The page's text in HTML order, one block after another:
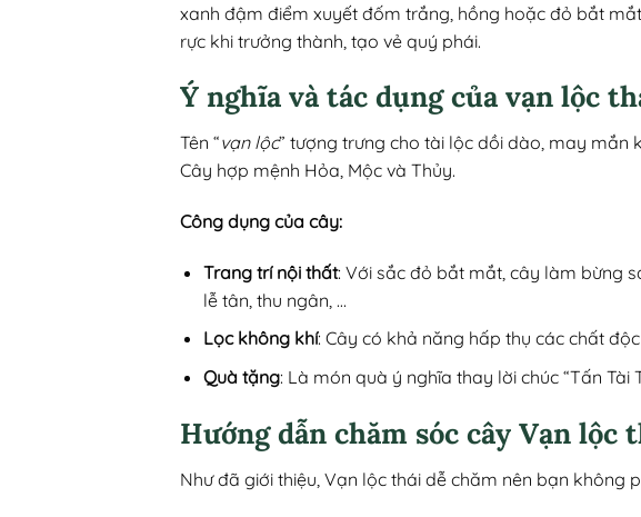
xanh đậm điểm xuyết đốm trắng, hồng hoặc đỏ bắt
rực khi trưởng thành, tạo vẻ quý phái.
Ý nghĩa và tác dụng của vạn lộc
Tên “vạn lộc” tượng trưng cho tài lộc dồi dào, may mắn
Cây hợp mệnh Hỏa, Mộc và Thủy.
Công dụng của cây:
Trang trí nội thất: Với sắc đỏ bắt mắt, cây làm bừng
lễ tân, thu ngân, …
Lọc không khí: Cây có khả năng hấp thụ các chất
Quà tặng: Là món quà ý nghĩa thay lời chúc “Tấn
Hướng dẫn chăm sóc cây Vạn lộc
Như đã giới thiệu, Vạn lộc thái dễ chăm nên bạn không